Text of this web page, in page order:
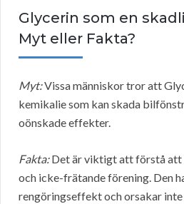
Glycerin som en
Myt eller Fakta?
Myt:Vissa människor tror att
kemikalie som kan skada
oönskade effekter.
Fakta:Det är viktigt att förstå att
och icke-frätande förening. Den
rengöringseffekt och orsakar